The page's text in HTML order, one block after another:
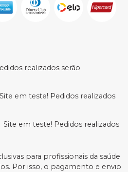
realizados serão
Site em teste! Pedidos realizados
Site em teste! Pedidos realizados
para profissionais da saúde
Por isso, o pagamento e envio